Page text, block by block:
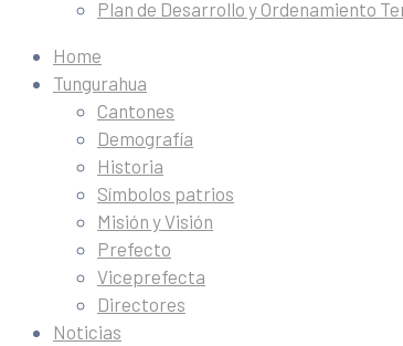
Plan de Desarrollo y Ordenamiento
Home
Tungurahua
Cantones
Demografía
Historia
Símbolos patrios
Misión y Visión
Prefecto
Viceprefecta
Directores
Noticias